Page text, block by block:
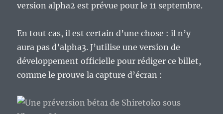
version alpha2 est prévue pour le 11 septembre.
En tout cas, il est certain d’une chose : il n’y
aura pas d’alpha3. J’utilise une version de
développement officielle pour rédiger ce billet,
comme le prouve la capture d’écran :